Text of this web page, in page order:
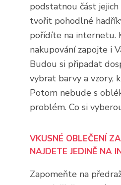
podstatnou část
tvořit pohodlné
pořídíte na internetu.
nakupování zapojte i
Budou si připadat
vybrat barvy a vzory,
Potom nebude s
problém. Co si
VKUSNÉ OBLEČENÍ
NAJDETE JEDINĚ NA
Zapomeňte na